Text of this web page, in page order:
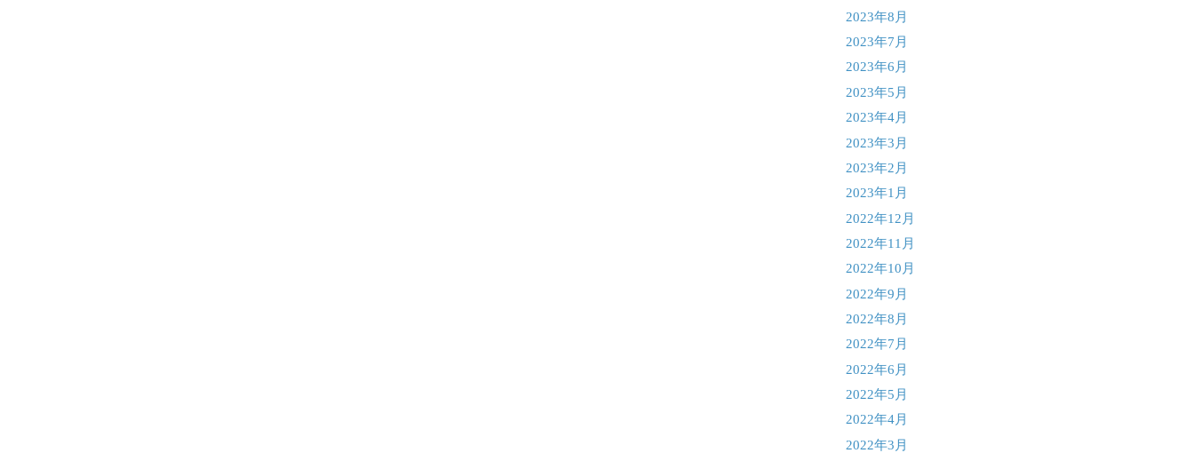
2023年8月
2023年7月
2023年6月
2023年5月
2023年4月
2023年3月
2023年2月
2023年1月
2022年12月
2022年11月
2022年10月
2022年9月
2022年8月
2022年7月
2022年6月
2022年5月
2022年4月
2022年3月